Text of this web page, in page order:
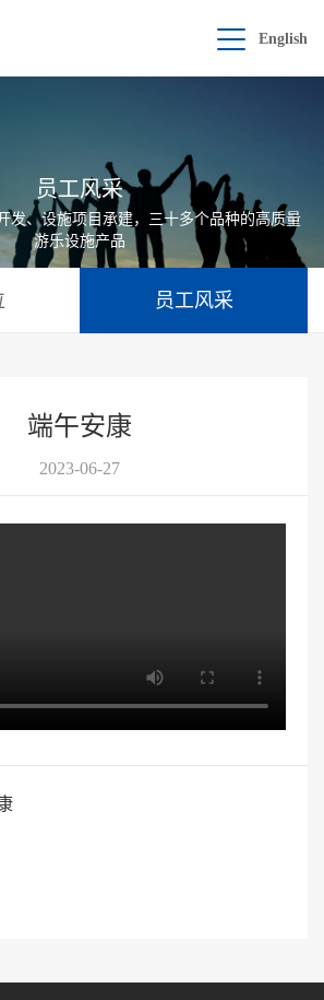
English
员工风采
发、设施项目承建，三十多个品种的高质量
游乐设施产品
员工风采
端午安康
2023-06-27